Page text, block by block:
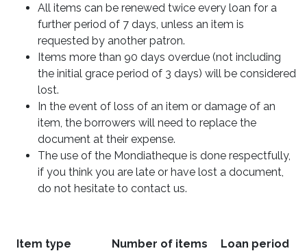
All items can be renewed twice every loan for a
further period of 7 days, unless an item is
requested by another patron.
Items more than 90 days overdue (not including
the initial grace period of 3 days) will be considered
lost.
In the event of loss of an item or damage of an
item, the borrowers will need to replace the
document at their expense.
The use of the Mondiatheque is done respectfully,
if you think you are late or have lost a document,
do not hesitate to contact us.
Item type Number of items Loan period